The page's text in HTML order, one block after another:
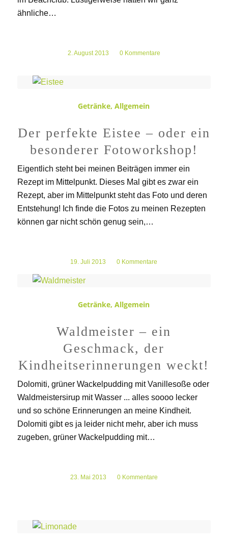
ähnliche…
2. August 2013
/ 0 Kommentare
Getränke,Allgemein
Der perfekte Eistee – oder ein
besonderer Fotoworkshop!
Eigentlich steht bei meinen Beiträgen immer ein
Rezept im Mittelpunkt. Dieses Mal gibt es zwar ein
Rezept, aber im Mittelpunkt steht das Foto und deren
Entstehung! Ich finde die Fotos zu meinen Rezepten
können gar nicht schön genug sein,…
19. Juli 2013
/ 0 Kommentare
Getränke,Allgemein
Waldmeister – ein
Geschmack, der
Kindheitserinnerungen weckt!
Dolomiti, grüner Wackelpudding mit Vanillesoße oder
Waldmeistersirup mit Wasser ... alles soooo lecker
und so schöne Erinnerungen an meine Kindheit.
Dolomiti gibt es ja leider nicht mehr, aber ich muss
zugeben, grüner Wackelpudding mit…
23. Mai 2013 0 Kommentare